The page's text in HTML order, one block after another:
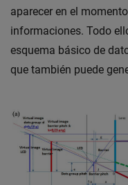
aparecer en el
informaciones. Todo
esquema básico de
que también puede